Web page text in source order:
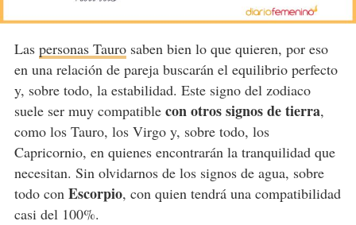
Las personas Taurosaben bien lo que quieren, por eso
en una relación de pareja buscarán el equilibrio perfecto
y, sobre todo, la estabilidad. Este signo del zodiaco
suele ser muy compatible con otros signos de tierra,
como los Tauro, los Virgo y, sobre todo, los
Capricornio, en quienes encontrarán la tranquilidad que
necesitan. Sin olvidarnos de los signos de agua, sobre
todo con Escorpio, con quien tendrá una compatibilidad
casi del 100%.